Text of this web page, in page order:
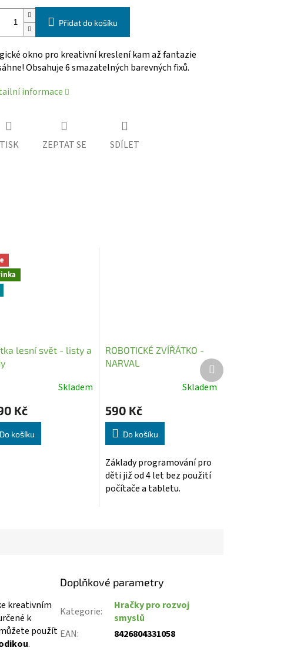
Přidat do košíku
okno pro kreativní kreslení kam až fantazie
Obsahuje 6 smazatelných barevných fixů.
informace
TISK ZEPTAT SE SDÍLET
lesní svět - listy a
Skladem
Kč
Do košíku
ROBOTICKÉ ZVÍŘÁTKO -
NARVAL
produktu
5,0
5
hvězdiček.
Skladem
590 Kč
Do košíku
Základy programování pro
děti již od 4 let bez použití
počítače a tabletu.
Další
produkt
kreativním
k
použít
.
Doplňkové parametry
Kategorie:
Hračky pro rozvoj
smyslů
EAN: 8426804331058